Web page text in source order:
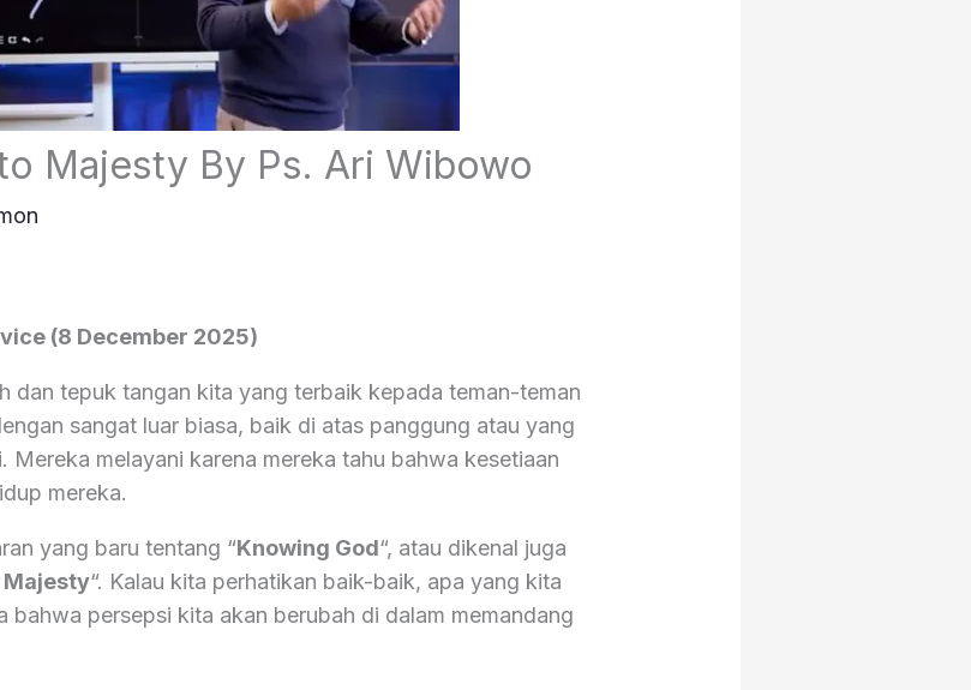
Majesty By Ps. Ari Wibowo
(8 December 2025)
dan tepuk tangan kita yang terbaik kepada teman-teman
sangat luar biasa, baik di atas panggung atau yang
Mereka melayani karena mereka tahu bahwa kesetiaan
mereka.
yang baru tentang “Knowing God“, atau dikenal juga
Majesty“. Kalau kita perhatikan baik-baik, apa yang kita
bahwa persepsi kita akan berubah di dalam memandang